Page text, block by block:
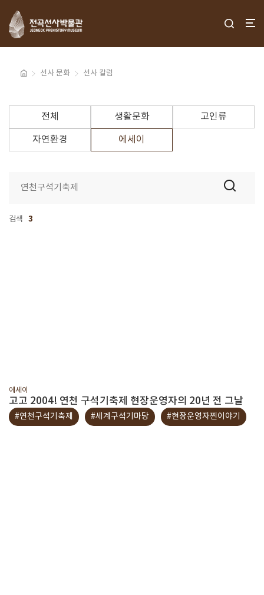
선사 문화 선사 칼럼
전체 생활문화 고인류
자연환경 에세이
검색 3
에세이
고고 2004! 연천 구석기축제 현장운영자의 20년 전 그날
#연천구석기축제 #세계구석기마당 #현장운영자찐이야기